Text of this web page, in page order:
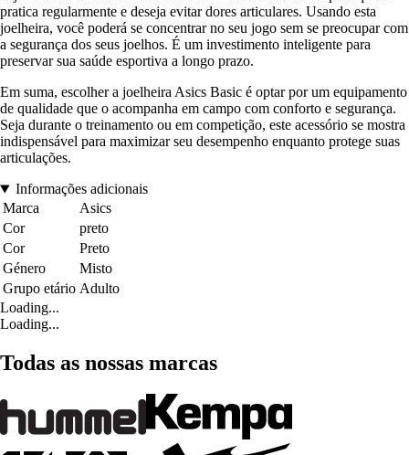
pratica regularmente e deseja evitar dores articulares. Usando esta
joelheira, você poderá se concentrar no seu jogo sem se preocupar com
a segurança dos seus joelhos. É um investimento inteligente para
preservar sua saúde esportiva a longo prazo.
Em suma, escolher a joelheira Asics Basic é optar por um equipamento
de qualidade que o acompanha em campo com conforto e segurança.
Seja durante o treinamento ou em competição, este acessório se mostra
indispensável para maximizar seu desempenho enquanto protege suas
articulações.
Informações adicionais
Marca
Asics
Cor
preto
Cor
Preto
Género
Misto
Grupo etário Adulto
Loading...
Loading...
Todas as nossas marcas